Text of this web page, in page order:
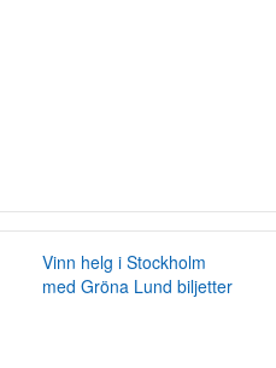
Vinn helg i Stockholm
med Gröna Lund biljetter